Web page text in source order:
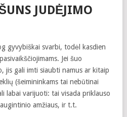
JUDĖJIMO
gyvybiškai svarbi, todėl kasdien
Jei šuo
jis gali imti siaubti namus ar kitaip
(šeimininkams tai nebūtinai
labai varijuoti: tai visada priklauso
amžiaus, ir t.t.